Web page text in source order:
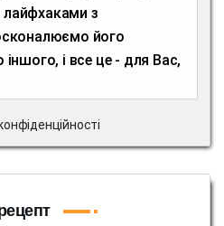
з
його
іншого, і все це - для Вас,